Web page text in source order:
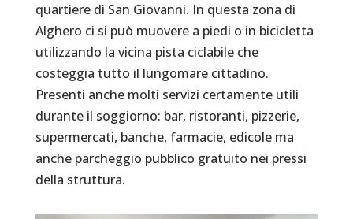
quartiere di San Giovanni. In questa zona di
Alghero ci si può muovere a piedi o in bicicletta
utilizzando la vicina pista ciclabile che
costeggia tutto il lungomare cittadino.
Presenti anche molti servizi certamente utili
durante il soggiorno: bar, ristoranti, pizzerie,
supermercati, banche, farmacie, edicole ma
anche parcheggio pubblico gratuito nei pressi
della struttura.